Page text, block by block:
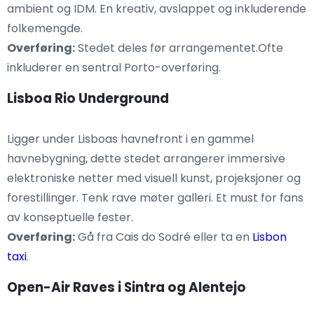
ambient og IDM. En kreativ, avslappet og inkluderende
folkemengde.
Overføring:Stedet deles før arrangementet.Ofte
inkluderer en sentral Porto-overføring.
Lisboa Rio Underground
Ligger under Lisboas havnefront i en gammel
havnebygning, dette stedet arrangerer immersive
elektroniske netter med visuell kunst, projeksjoner og
forestillinger. Tenk rave møter galleri. Et must for fans
av konseptuelle fester.
Overføring:Gå fra Cais do Sodré eller ta en Lisbon
taxi.
Open-Air Raves i Sintra og Alentejo